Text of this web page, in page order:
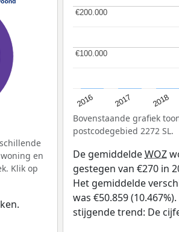
en
Klik op
2016 2017 2018
€100.000
€100.000
€200.000
€200.000
Bovenstaande grafiek
postcodegebied 2272 SL.
De gemiddeldeWOZ
gestegen van €270 in
Het gemiddelde
was €50.859
stijgende trend: De